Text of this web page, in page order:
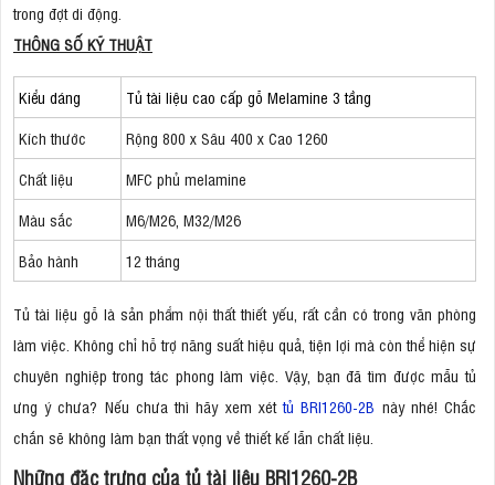
trong đợt di động.
THÔNG SỐ KỸ THUẬT
Kiểu dáng
Tủ tài liệu cao cấp gỗ Melamine 3 tầng
Kích thước
Rộng 800 x Sâu 400 x Cao 1260
Chất liệu
MFC phủ melamine
Màu sắc
M6/M26, M32/M26
Bảo hành
12 tháng
Tủ tài liệu gỗ là sản phẩm nội thất thiết yếu, rất cần có trong văn phòng
làm việc. Không chỉ hỗ trợ năng suất hiệu quả, tiện lợi mà còn thể hiện sự
chuyên nghiệp trong tác phong làm việc. Vậy, bạn đã tìm được mẫu tủ
ưng ý chưa? Nếu chưa thì hãy xem xéttủ BRI1260-2B này nhé! Chắc
chắn sẽ không làm bạn thất vọng về thiết kế lẫn chất liệu.
Những đặc trưng của tủ tài liệu BRI1260-2B